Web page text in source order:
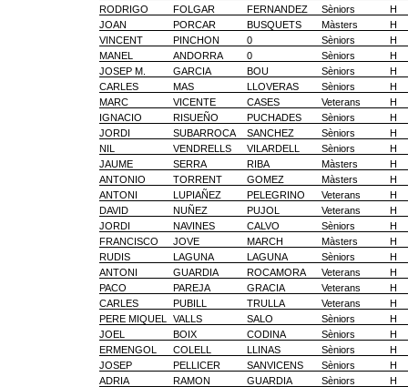
RODRIGO
FOLGAR FERNANDEZ Sèniors
H
JOAN
PORCAR BUSQUETS Màsters
H
VINCENT
PINCHON 0 Sèniors
H
MANEL
ANDORRA 0 Sèniors
H
JOSEP M.
GARCIA BOU Sèniors
H
CARLES
MAS LLOVERAS Sèniors
H
MARC
VICENTE CASES Veterans
H
IGNACIO
RISUEÑO PUCHADES Sèniors
H
JORDI
SUBARROCA SANCHEZ Sèniors
H
NIL
VENDRELLS VILARDELL Sèniors
H
JAUME
SERRA RIBA Màsters
H
ANTONIO
TORRENT GOMEZ Màsters
H
ANTONI
LUPIAÑEZ PELEGRINO Veterans
H
DAVID
NUÑEZ PUJOL Veterans
H
JORDI
NAVINES CALVO Sèniors
H
FRANCISCO
JOVE MARCH Màsters
H
RUDIS
LAGUNA LAGUNA Sèniors
H
ANTONI
GUARDIA ROCAMORA Veterans
H
PACO
PAREJA GRACIA Veterans
H
CARLES
PUBILL TRULLA Veterans
H
PERE MIQUEL
VALLS SALO Sèniors
H
JOEL
BOIX CODINA Sèniors
H
ERMENGOL
COLELL LLINAS Sèniors
H
JOSEP
PELLICER SANVICENS Sèniors
H
ADRIA
RAMON GUARDIA Sèniors
H